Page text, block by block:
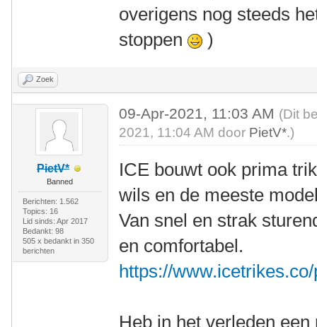
overigens nog steeds
stoppen
)
Zoek
PietV*
Banned
Berichten: 1.562
Topics: 16
Lid sinds: Apr 2017
Bedankt: 98
505 x bedankt in 350
berichten
09-Apr-2021, 11:03 AM (Dit
2021, 11:04 AM door PietV*.)
ICE bouwt ook prima
wils en de meeste
Van snel en strak
en comfortabel.
https://
Heb in het verleden